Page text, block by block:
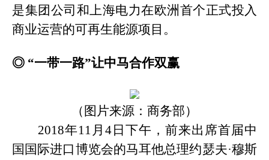
是集团公司和上海电力在欧洲首个正式投入
商业运营的可再生能源项目。
◎ “一带一路”让中马合作双赢
（图片来源：商务部）
2018年11月4日下午，前来出席首届中
国国际进口博览会的马耳他总理约瑟夫·穆斯